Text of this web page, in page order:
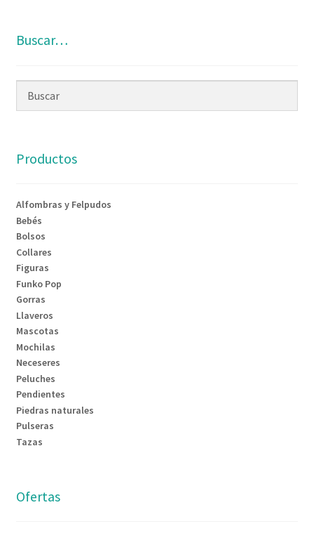
Buscar…
Productos
Alfombras y Felpudos
Bebés
Bolsos
Collares
Figuras
Funko Pop
Gorras
Llaveros
Mascotas
Mochilas
Neceseres
Peluches
Pendientes
Piedras naturales
Pulseras
Tazas
Ofertas